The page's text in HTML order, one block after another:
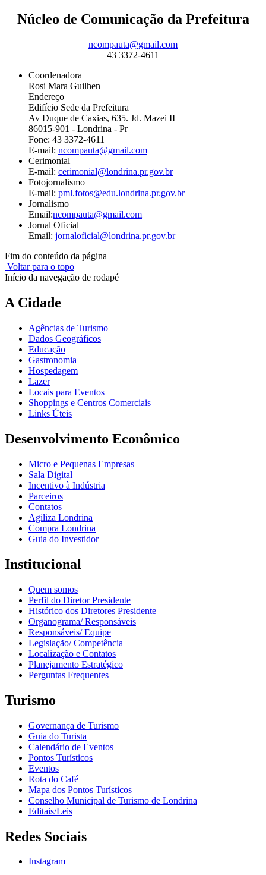
Núcleo de Comunicação da Prefeitura
ncompauta@gmail.com
43 3372-4611
Coordenadora
Rosi Mara Guilhen
Endereço
Edifício Sede da Prefeitura
Av Duque de Caxias, 635. Jd. Mazei II
86015-901 - Londrina - Pr
Fone: 43 3372-4611
E-mail: ncompauta@gmail.com
Cerimonial
E-mail: cerimonial@londrina.pr.gov.br
Fotojornalismo
E-mail: pml.fotos@edu.londrina.pr.gov.br
Jornalismo
Email:ncompauta@gmail.com
Jornal Oficial
Email: jornaloficial@londrina.pr.gov.br
Fim do conteúdo da página
Voltar para o topo
Início da navegação de rodapé
A Cidade
Agências de Turismo
Dados Geográficos
Educação
Gastronomia
Hospedagem
Lazer
Locais para Eventos
Shoppings e Centros Comerciais
Links Úteis
Desenvolvimento Econômico
Micro e Pequenas Empresas
Sala Digital
Incentivo à Indústria
Parceiros
Contatos
Agiliza Londrina
Compra Londrina
Guia do Investidor
Institucional
Quem somos
Perfil do Diretor Presidente
Histórico dos Diretores Presidente
Organograma/ Responsáveis
Responsáveis/ Equipe
Legislação/ Competência
Localização e Contatos
Planejamento Estratégico
Perguntas Frequentes
Turismo
Governança de Turismo
Guia do Turista
Calendário de Eventos
Pontos Turísticos
Eventos
Rota do Café
Mapa dos Pontos Turísticos
Conselho Municipal de Turismo de Londrina
Editais/Leis
Redes Sociais
Instagram